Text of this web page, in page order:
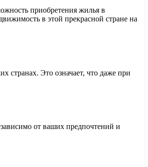
приобретения жилья в
в этой прекрасной стране на
странах. Это означает, что даже при
от ваших предпочтений и